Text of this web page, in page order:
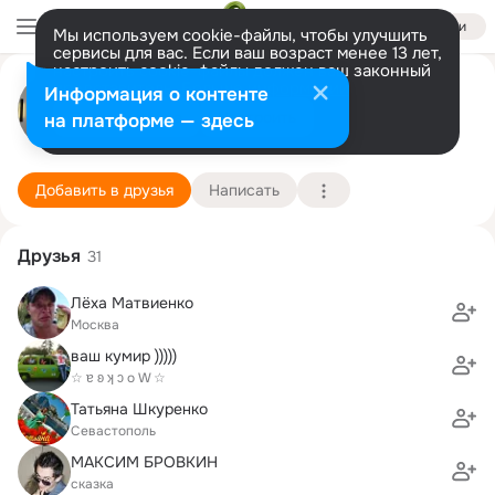
Войти
Мы используем cookie-файлы, чтобы улучшить
сервисы для вас. Если ваш возраст менее 13 лет,
настроить cookie-файлы должен ваш законный
представитель. Больше информации
Разрешить все Настроить
Иван Пучков
Москва
7 апреля (45 лет)
МИРЭА, Московский государственный
Подробнее
Добавить в друзья Написать
Друзья 31
Лёха Матвиенко
Москва
ваш кумир )))))
☆ ɐ ʚ ʞ ɔ о W ☆
Татьяна Шкуренко
Севастополь
МАКСИМ БРОВКИН
сказка
Информация о контенте
на платформе — здесь